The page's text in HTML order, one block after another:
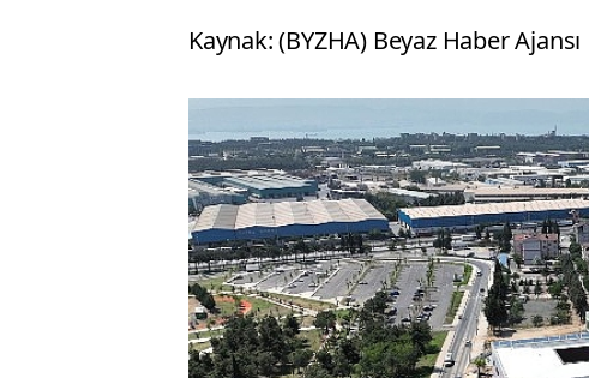
Kaynak: (BYZHA) Beyaz Haber Ajansı